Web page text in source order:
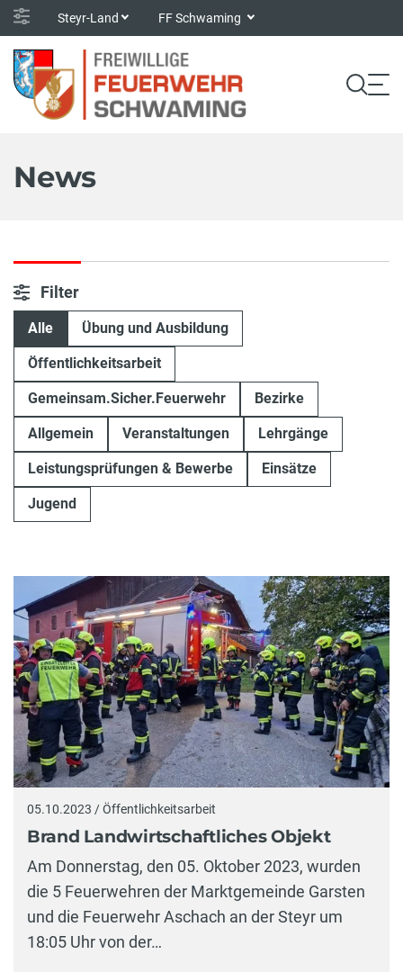
Steyr-Land FF Schwaming
News
Filter
Alle Übung und Ausbildung
Öffentlichkeitsarbeit
Gemeinsam.Sicher.Feuerwehr Bezirke
Allgemein Veranstaltungen Lehrgänge
Leistungsprüfungen & Bewerbe Einsätze
Jugend
05.10.2023 / Öffentlichkeitsarbeit
Brand Landwirtschaftliches Objekt
Am Donnerstag, den 05. Oktober 2023, wurden
die 5 Feuerwehren der Marktgemeinde Garsten
und die Feuerwehr Aschach an der Steyr um
18:05 Uhr von der…